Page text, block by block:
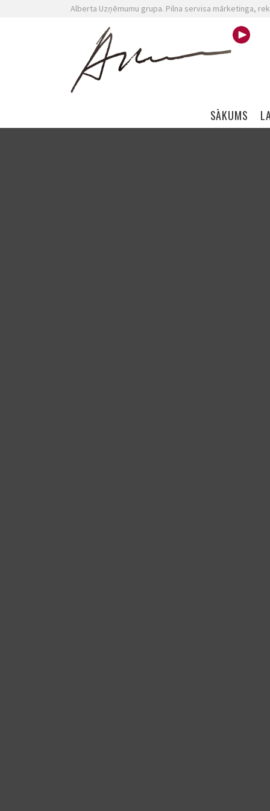
Alberta Uzņēmumu grupa. Pilna servisa mārketinga,
Skip navigation
SĀKUMS